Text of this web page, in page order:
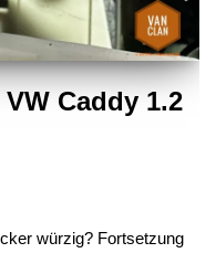
Caddy 1.2
würzig? Fortsetzung